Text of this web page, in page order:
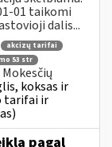
01 taikomi
dalis...
akcizų tarifai
53 str
Mokesčių
koksas ir
tarifai ir
pagal